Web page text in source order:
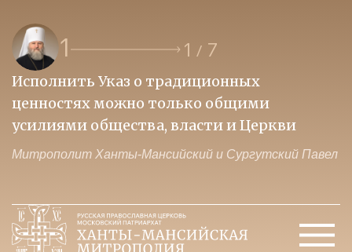
1 1 / 7
Исполнить Указ о традиционных
ценностях можно только общими
усилиями общества, власти и Церкви
Митрополит Ханты-Мансийский и Сургутский Павел